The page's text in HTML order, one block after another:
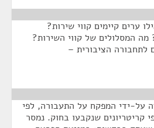
ערים קיימים קווי שירות?
מה המסלולים של קווי השירות?
לתחבורה הציבורית –
על-ידי המפקח על התעבורה, לפי
לפי קריטריונים שנקבעו בחוק. נמסר